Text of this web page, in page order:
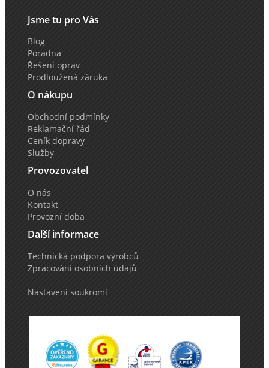
Jsme tu pro Vás
Blog
Poradna
Řešení oprav
Prodloužená záruka
O nákupu
Obchodní podmínky
Reklamační řád
Ceník dopravy
Služby
Provozovatel
O nás
Kontakt
Provozní doba
Další informace
Technická podpora výrobců
Zpracování osobních údajů
Nastavení soukromí